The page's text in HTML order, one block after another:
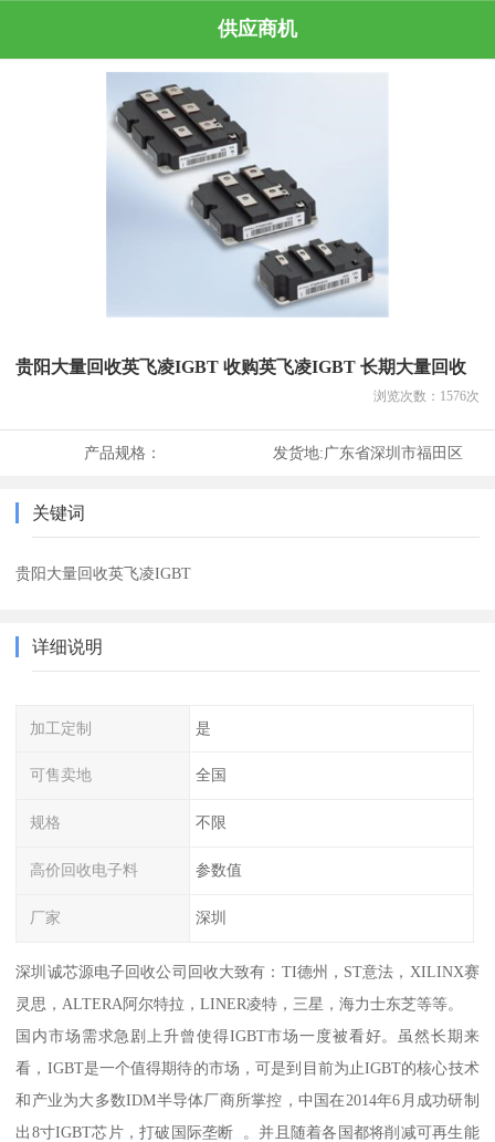
供应商机
贵阳大量回收英飞凌IGBT 收购英飞凌IGBT 长期大量回收
浏览次数： 1576次
产品规格： 发货地:广东省深圳市福田区
关键词
贵阳大量回收英飞凌IGBT
详细说明
加工定制 是
可售卖地 全国
规格 不限
高价回收电子料 参数值
厂家 深圳
深圳诚芯源电子回收公司回收大致有：TI德州，ST意法，XILINX赛
灵思，ALTERA阿尔特拉，LINER凌特，三星，海力士东芝等等。
国内市场需求急剧上升曾使得IGBT市场一度被看好。虽然长期来
看，IGBT是一个值得期待的市场，可是到目前为止IGBT的核心技术
和产业为大多数IDM半导体厂商所掌控，中国在2014年6月成功研制
出8寸IGBT芯片，打破国际垄断 。并且随着各国都将削减可再生能